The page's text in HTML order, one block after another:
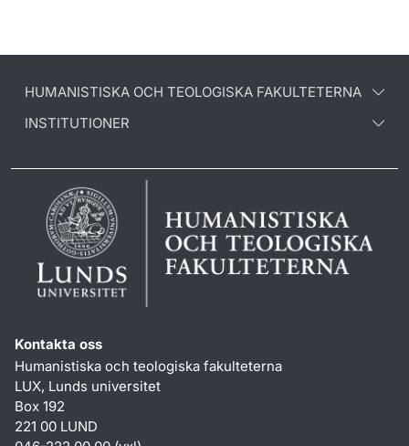
HUMANISTISKA OCH TEOLOGISKA FAKULTETERNA
INSTITUTIONER
Kontakta oss
Humanistiska och teologiska fakulteterna
LUX, Lunds universitet
Box 192
221 00 LUND